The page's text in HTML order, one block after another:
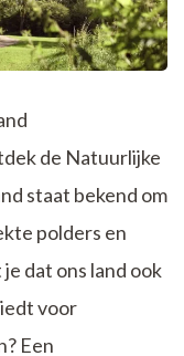
de Natuurlijke
staat bekend om
polders en
dat ons land ook
voor
Een